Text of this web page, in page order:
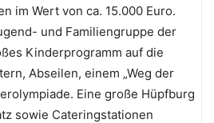
im Wert von ca. 15.000 Euro.
und Familiengruppe der
Kinderprogramm auf die
Abseilen, einem „Weg der
Eine große Hüpfburg
sowie Cateringstationen